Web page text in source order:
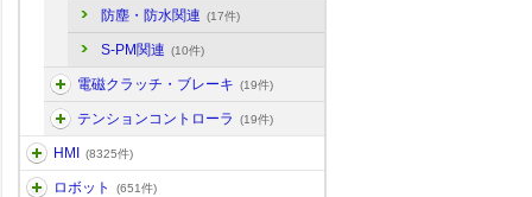
防塵・防水関連 (17件)
S-PM関連 (10件)
電磁クラッチ・ブレーキ (19件)
テンションコントローラ (19件)
HMI (8325件)
ロボット (651件)